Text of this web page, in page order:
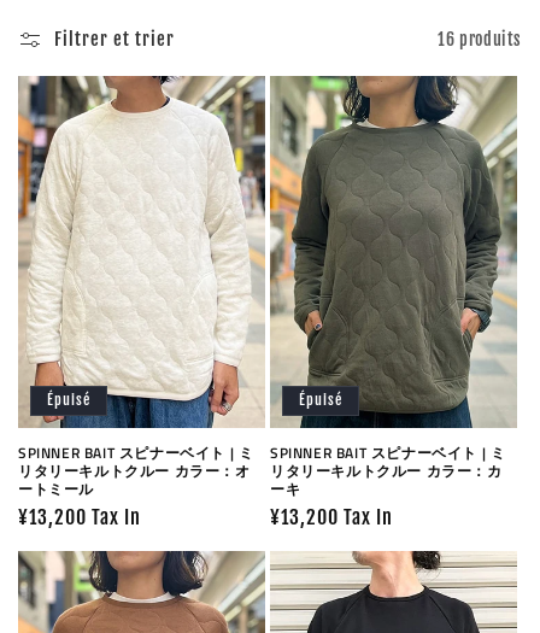
c
t
i
o
n
:
Filtrer et trier 16 produits
Épuisé
SPINNER BAIT スピナーベイト | ミ
リタリーキルトクルー カラー：オ
ートミール
Prix
¥13,200 Tax In
Épuisé
SPINNER BAIT スピナーベイト | ミ
リタリーキルトクルー カラー：カ
ーキ
Prix
¥13,200 Tax In